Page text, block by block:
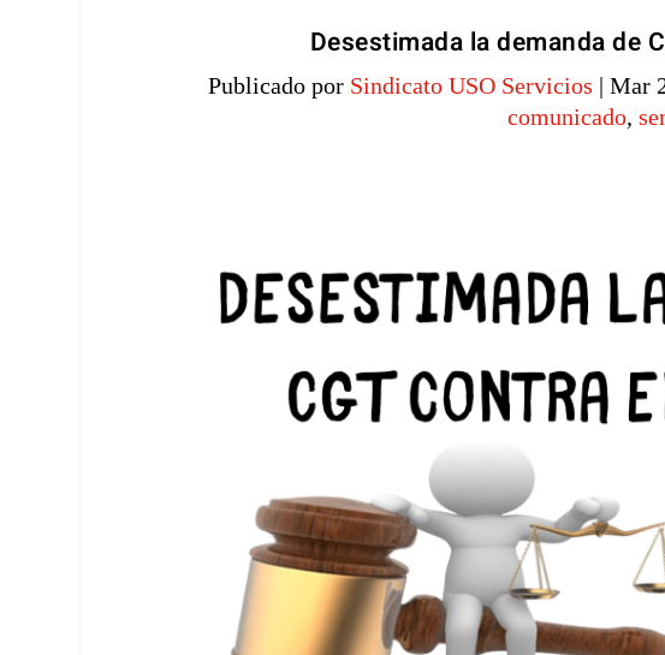
Desestimada la demanda de
Publicado por Sindicato USO Servicios |Mar
comunicado,